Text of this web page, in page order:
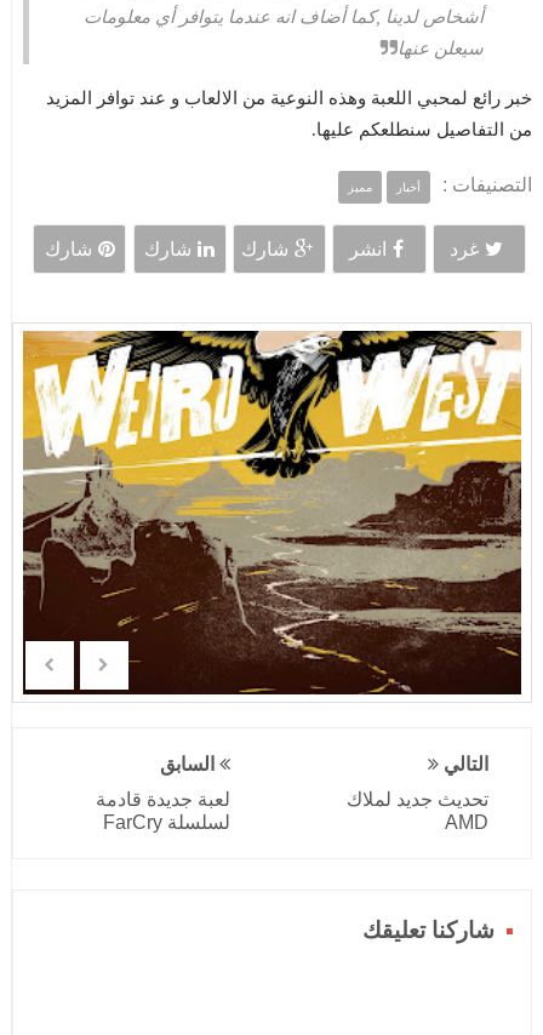
أشخاص لدينا ,كما أضاف انه عندما يتوافر أي معلومات
سيعلن عنها
خبر رائع لمحبي اللعبة وهذه النوعية من الالعاب و عند توافر المزيد
من التفاصيل سنطلعكم عليها.
التصنيفات : أخبار مميز
غرد انشر شارك شارك شارك
التالي
تحديث جديد لملاك
AMD
السابق
لعبة جديدة قادمة
لسلسلة FarCry
شاركنا تعليقك